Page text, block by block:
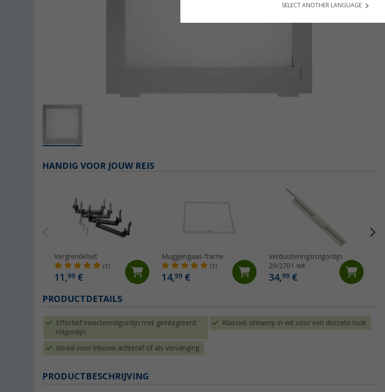
HANDIG VOOR JOUW REIS
Vergrendelset
(1)
11,99 €
Muggengaas-frame
(1)
14,99 €
Verduisteringsrolgordijn
29/2701 wit
34,99 €
PRODUCTDETAILS
Effectief insectenrolgordijn met geïntegreerd
rolgordijn
Klassiek ontwerp in wit voor een discrete look
Ideaal voor inbouw achteraf of als vervanging
PRODUCTBESCHRIJVING
SELECT ANOTHER LANGUAGE